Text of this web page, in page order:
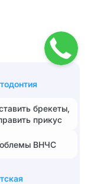
брекеты,
прикус
ВНЧС